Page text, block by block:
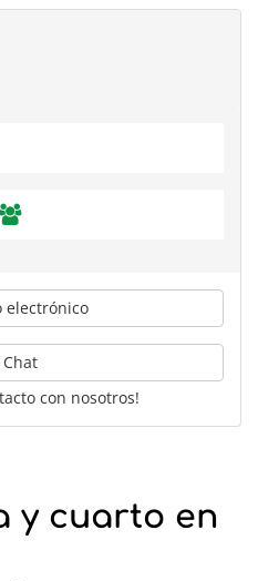
y cuarto en
electrónico
con nosotros!